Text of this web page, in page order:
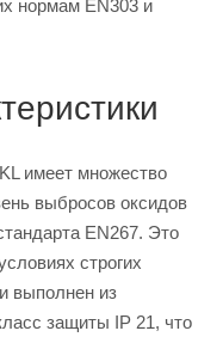
нормам EN303 и
имеет множество
выбросов оксидов
EN267. Это
строгих
выполнен из
защиты IP 21, что